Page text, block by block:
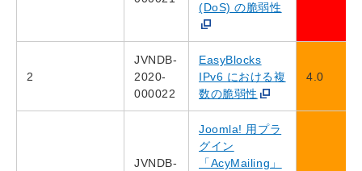
(DoS) の脆弱性
2
JVNDB-
2020-
000022
EasyBlocks
IPv6 における複
数の脆弱性
4.0
JVNDB-
Joomla! 用プラ
グイン
「AcyMailing」